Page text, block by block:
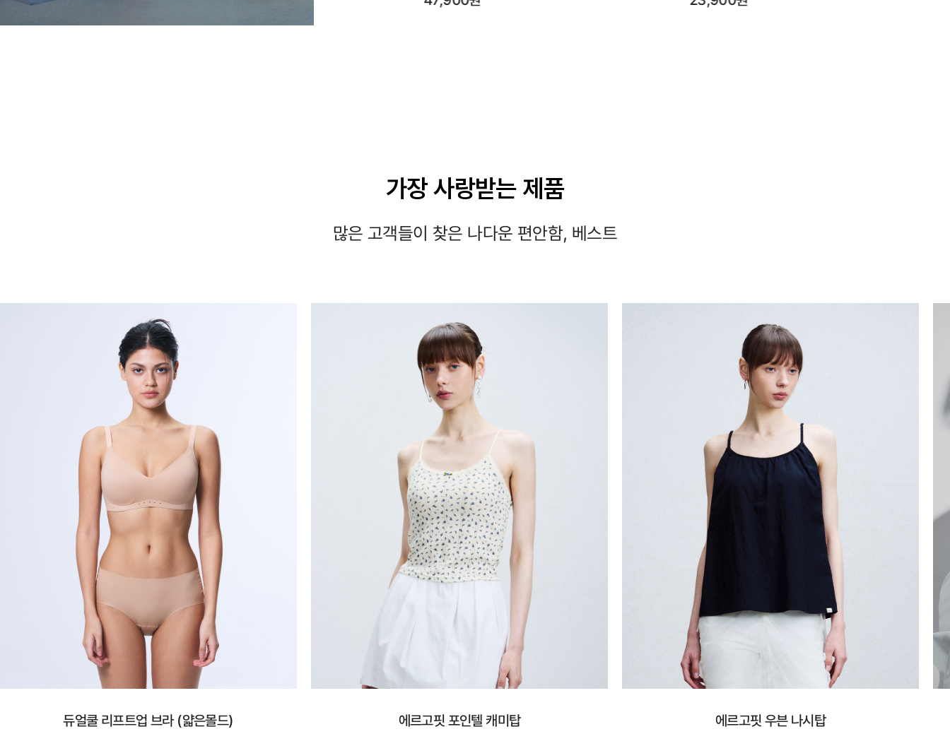
가장 사랑받는 제품
많은 고객들이 찾은 나다운 편안함, 베스트
듀얼쿨 리프트업 브라 (얇은몰드) 에르고핏 포인텔 캐미탑 에르고핏 우븐 나시탑